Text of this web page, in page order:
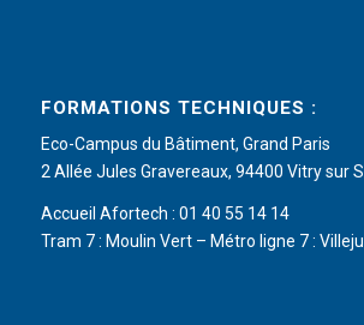
FORMATIONS TECHNIQUES :
Eco-Campus du Bâtiment, Grand Paris
2 Allée Jules Gravereaux, 94400 Vitry sur
Accueil Afortech : 01 40 55 14 14
Tram 7 : Moulin Vert – Métro ligne 7 :